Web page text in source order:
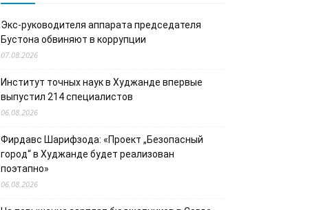
Экс-руководителя аппарата председателя
Бустона обвиняют в коррупции
07.08.2026
Институт точных наук в Худжанде впервые
выпустил 214 специалистов
06.08.2026
Фирдавс Шарифзода: «Проект „Безопасный
город“ в Худжанде будет реализован
поэтапно»
06.08.2026